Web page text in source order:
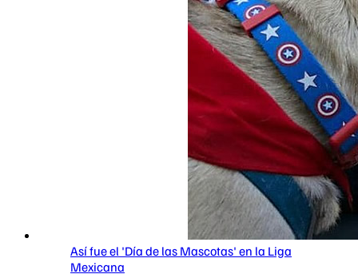
Así fue el 'Día de las Mascotas' en la Liga
Mexicana